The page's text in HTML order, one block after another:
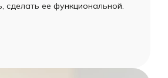
сделать ее функциональной.